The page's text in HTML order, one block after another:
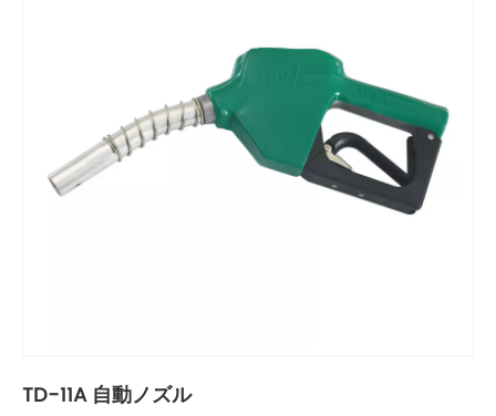
TD-11A 自動ノズル